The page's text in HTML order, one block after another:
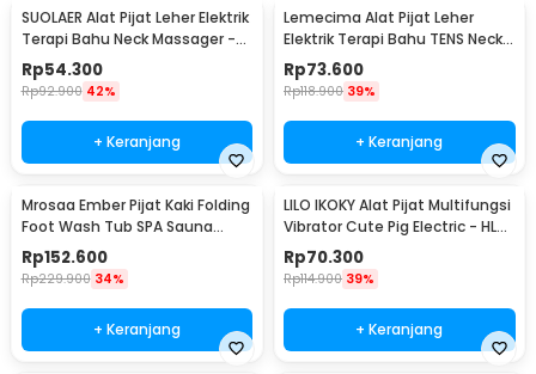
SUOLAER Alat Pijat Leher Elektrik
Terapi Bahu Neck Massager -
KS-996-1D
Rp54.300
Rp92.900 42%
+ Keranjang
Lemecima Alat Pijat Leher
Elektrik Terapi Bahu TENS Neck
Massager - JT-808
Rp73.600
Rp118.900 39%
+ Keranjang
Mrosaa Ember Pijat Kaki Folding
Foot Wash Tub SPA Sauna
Massage Bucket - 7981
Rp152.600
Rp229.900 34%
+ Keranjang
LILO IKOKY Alat Pijat Multifungsi
Vibrator Cute Pig Electric - HL-
1907
Rp70.300
Rp114.900 39%
+ Keranjang